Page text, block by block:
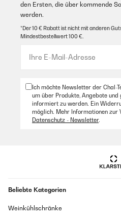
den Ersten, die über kommende
werden.
*Der 10 € Rabatt ist nicht mit anderen
Mindestbestellwert 100 €.
Ich möchte Newsletter der Chal-
um über Produkte, Angebote
informiert zu werden. Ein
möglich. Mehr Informationen zur
Datenschutz - Newsletter.
Beliebte Kategorien
Weinkühlschränke